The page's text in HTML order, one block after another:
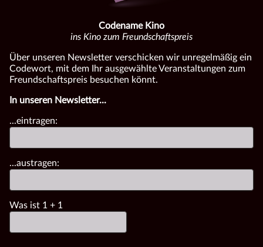
Codename Kino
ins Kino zum Freundschaftspreis
Über unseren Newsletter verschicken wir unregelmäßig ein
Codewort, mit dem Ihr ausgewählte Veranstaltungen zum
Freundschaftspreis besuchen könnt.
In unseren Newsletter...
...eintragen:
...austragen:
Was ist 1 + 1